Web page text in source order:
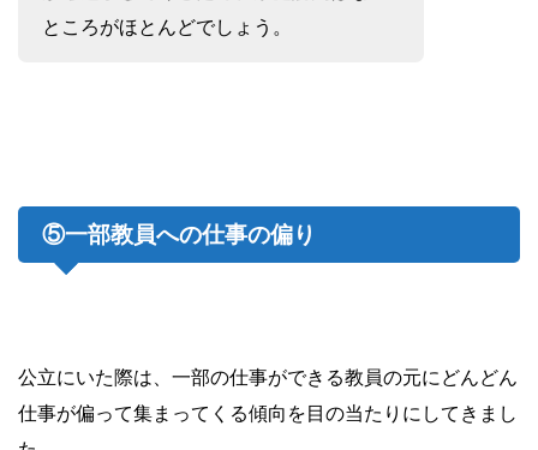
ところがほとんどでしょう。
⑤一部教員への仕事の偏り
公立にいた際は、一部の仕事ができる教員の元にどんどん
仕事が偏って集まってくる傾向を目の当たりにしてきまし